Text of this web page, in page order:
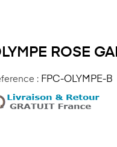
ROSE
: FPC-OLYMPE-B